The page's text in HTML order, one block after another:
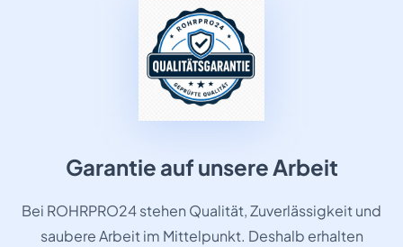
Garantie auf unsere Arbeit
Bei ROHRPRO24 stehen Qualität, Zuverlässigkeit und
saubere Arbeit im Mittelpunkt. Deshalb erhalten